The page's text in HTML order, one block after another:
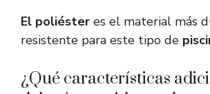
El poliéster es el material más
resistente para este tipo de
¿Qué características